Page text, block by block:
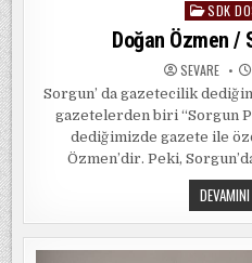
SDK
Doğan Özmen /
SEVARE
Sorgun’ da gazetecilik
gazetelerden biri “Sorgun
dediğimizde gazete ile
Özmen’dir. Peki,